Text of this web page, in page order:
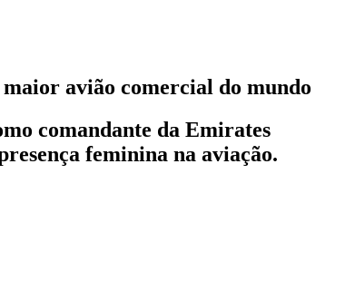
avião comercial do mundo
comandante da Emirates
feminina na aviação.